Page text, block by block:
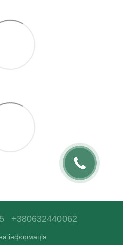
+380632440062
інформація